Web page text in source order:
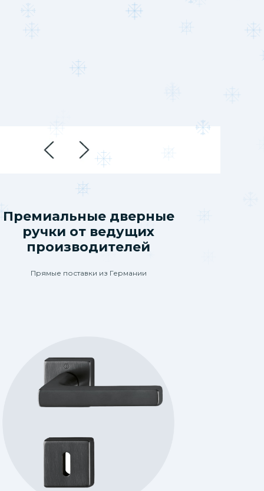
Премиальные дверные
ручки от ведущих
производителей
Прямые поставки из Германии